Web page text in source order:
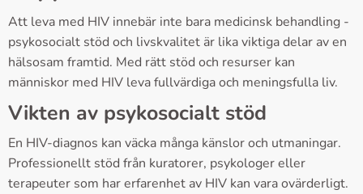
Att leva med HIV innebär inte bara medicinsk behandling -
psykosocialt stöd och livskvalitet är lika viktiga delar av en
hälsosam framtid. Med rätt stöd och resurser kan
människor med HIV leva fullvärdiga och meningsfulla liv.
Vikten av psykosocialt stöd
En HIV-diagnos kan väcka många känslor och utmaningar.
Professionellt stöd från kuratorer, psykologer eller
terapeuter som har erfarenhet av HIV kan vara ovärderligt.